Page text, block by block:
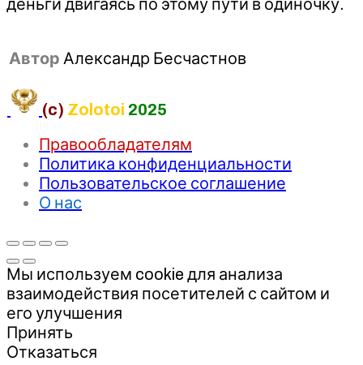
деньги двигаясь по этому пути в одиночку.
Автор Александр Бесчастнов
(c) Zolotoi 2025
Правообладателям
Политика конфиденциальности
Пользовательское соглашение
О нас
Мы используем cookie для анализа
взаимодействия посетителей с сайтом и
его улучшения
Принять
Отказаться